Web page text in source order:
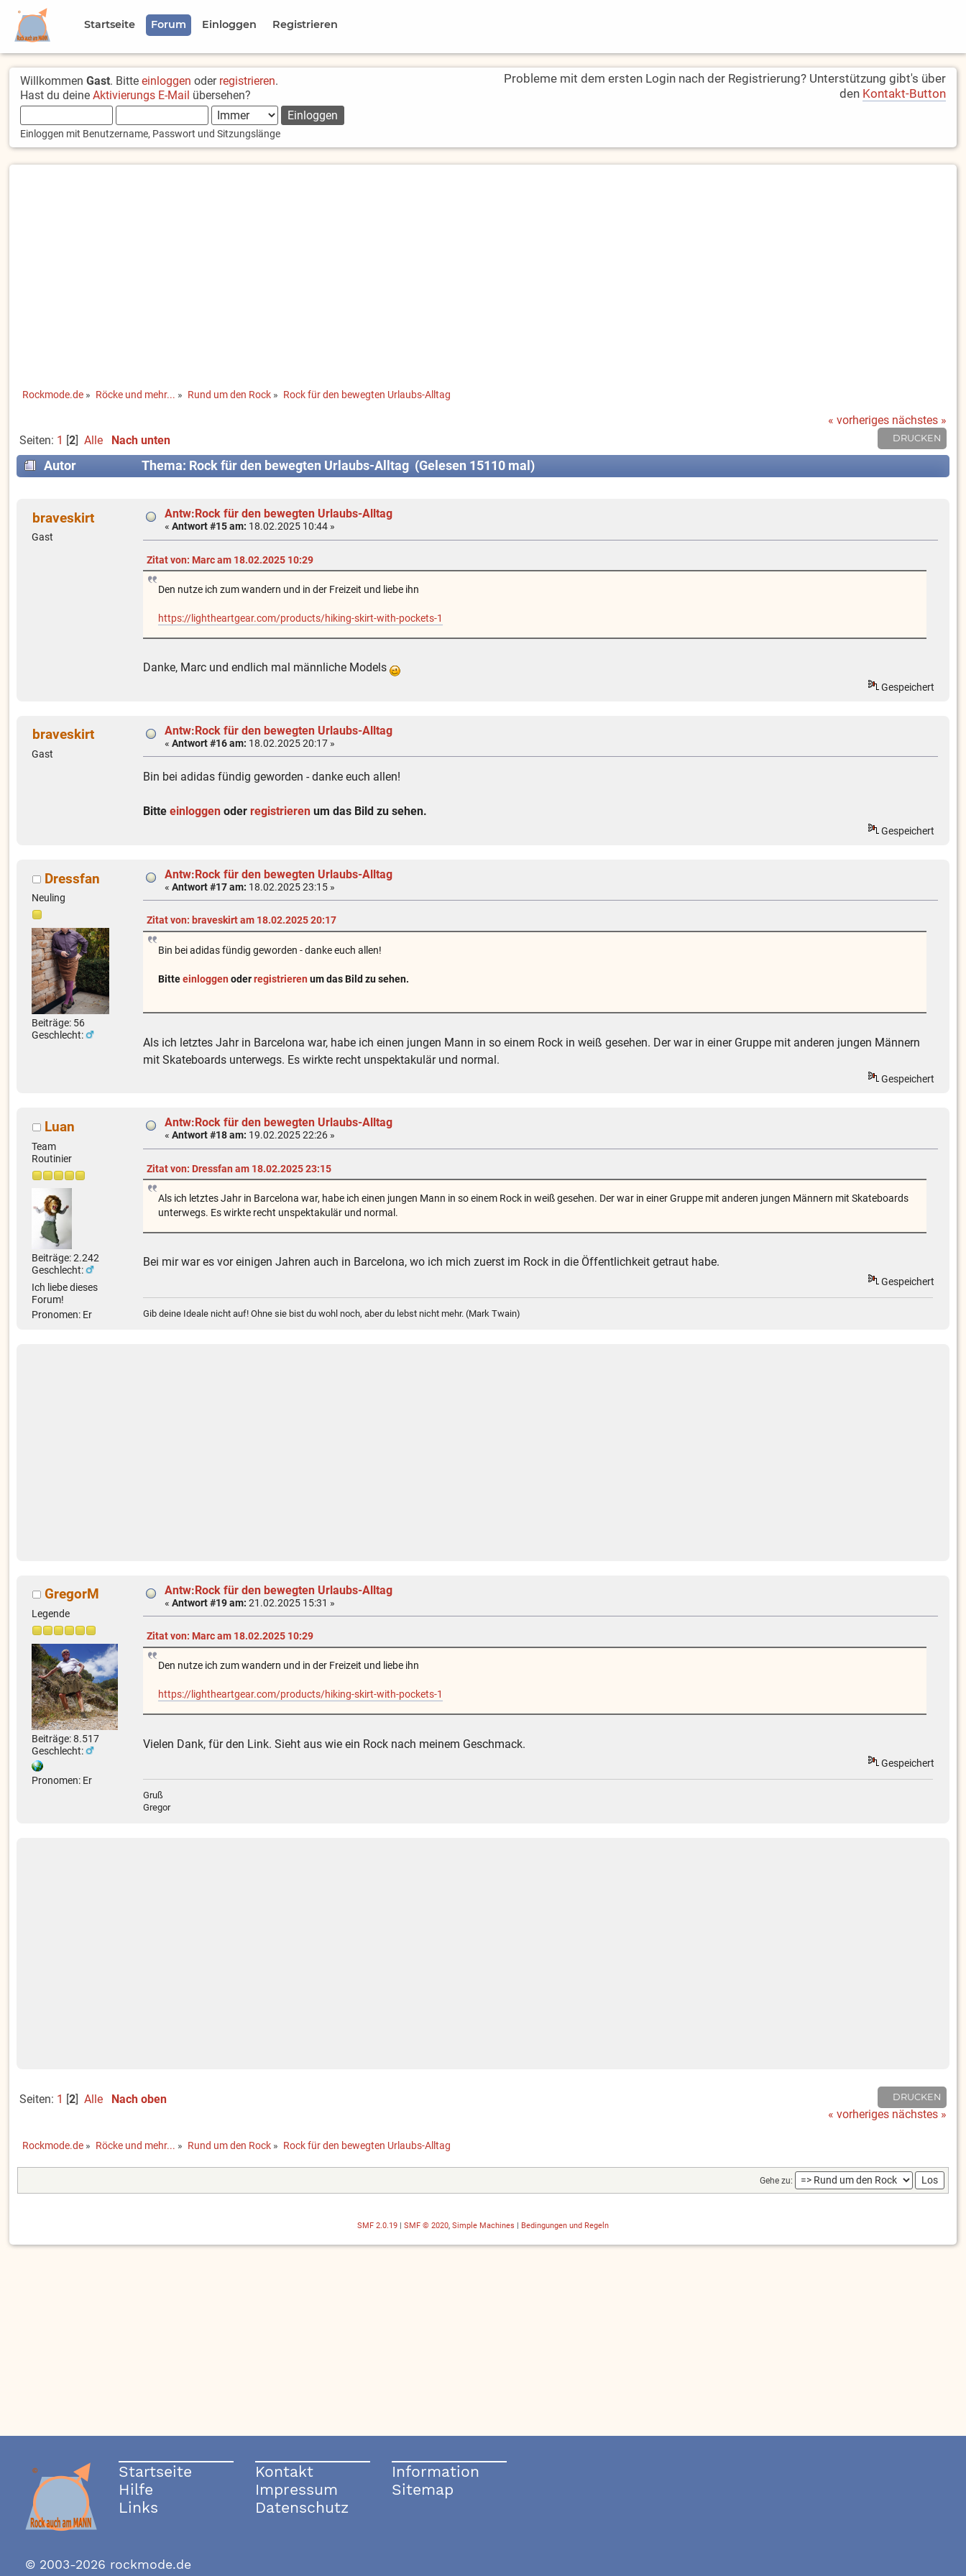
Startseite Forum Einloggen Registrieren
WillkommenGast. Bitteeinloggen oder registrieren.
Hast du deineAktivierungs E-Mail übersehen?
Einloggen mit Benutzername, Passwort und Sitzungslänge
Probleme mit dem ersten Login nach der Registrierung? Unterstützung gibt's über
den Kontakt-Button
Rockmode.de » Röcke und mehr... » Rund um den Rock » Rock für den bewegten Urlaubs-Alltag
« vorheriges nächstes »
DRUCKEN
Seiten: 1 [2] Alle Nach unten
Autor Thema: Rock für den bewegten Urlaubs-Alltag (Gelesen 15110 mal)
braveskirt
Gast
Antw:Rock für den bewegten Urlaubs-Alltag
«Antwort #15 am: 18.02.2025 10:44 »
Zitat von: Marc am 18.02.2025 10:29
Den nutze ich zum wandern und in der Freizeit und liebe ihn
https://lightheartgear.com/products/hiking-skirt-with-pockets-1
Danke, Marc und endlich mal männliche Models
Gespeichert
braveskirt
Gast
Antw:Rock für den bewegten Urlaubs-Alltag
«Antwort #16 am: 18.02.2025 20:17 »
Bin bei adidas fündig geworden - danke euch allen!
Bitteeinloggen oderregistrieren um das Bild zu sehen.
Gespeichert
Dressfan
Neuling
Beiträge: 56
Geschlecht:
Antw:Rock für den bewegten Urlaubs-Alltag
«Antwort #17 am: 18.02.2025 23:15 »
Zitat von: braveskirt am 18.02.2025 20:17
Bin bei adidas fündig geworden - danke euch allen!
Bitteeinloggen oderregistrieren um das Bild zu sehen.
Als ich letztes Jahr in Barcelona war, habe ich einen jungen Mann in so einem Rock in weiß gesehen. Der war in einer Gruppe mit anderen jungen Männern
mit Skateboards unterwegs. Es wirkte recht unspektakulär und normal.
Gespeichert
Luan
Team
Routinier
Beiträge: 2.242
Geschlecht:
Ich liebe dieses
Forum!
Pronomen: Er
Antw:Rock für den bewegten Urlaubs-Alltag
«Antwort #18 am: 19.02.2025 22:26 »
Zitat von: Dressfan am 18.02.2025 23:15
Als ich letztes Jahr in Barcelona war, habe ich einen jungen Mann in so einem Rock in weiß gesehen. Der war in einer Gruppe mit anderen jungen Männern mit Skateboards
unterwegs. Es wirkte recht unspektakulär und normal.
Bei mir war es vor einigen Jahren auch in Barcelona, wo ich mich zuerst im Rock in die Öffentlichkeit getraut habe.
Gespeichert
Gib deine Ideale nicht auf! Ohne sie bist du wohl noch, aber du lebst nicht mehr. (Mark Twain)
GregorM
Legende
Beiträge: 8.517
Geschlecht:
Pronomen: Er
Antw:Rock für den bewegten Urlaubs-Alltag
«Antwort #19 am: 21.02.2025 15:31 »
Zitat von: Marc am 18.02.2025 10:29
Den nutze ich zum wandern und in der Freizeit und liebe ihn
https://lightheartgear.com/products/hiking-skirt-with-pockets-1
Vielen Dank, für den Link. Sieht aus wie ein Rock nach meinem Geschmack.
Gespeichert
Gruß
Gregor
DRUCKEN
Seiten: 1 [2] Alle
Nach oben
« vorheriges nächstes »
Rockmode.de » Röcke und mehr... » Rund um den Rock » Rock für den bewegten Urlaubs-Alltag
Gehe zu:
SMF 2.0.19| SMF © 2020, Simple Machines | Bedingungen und Regeln
Startseite
Hilfe
Links
Kontakt
Impressum
Datenschutz
Information
Sitemap
© 2003-2026 rockmode.de